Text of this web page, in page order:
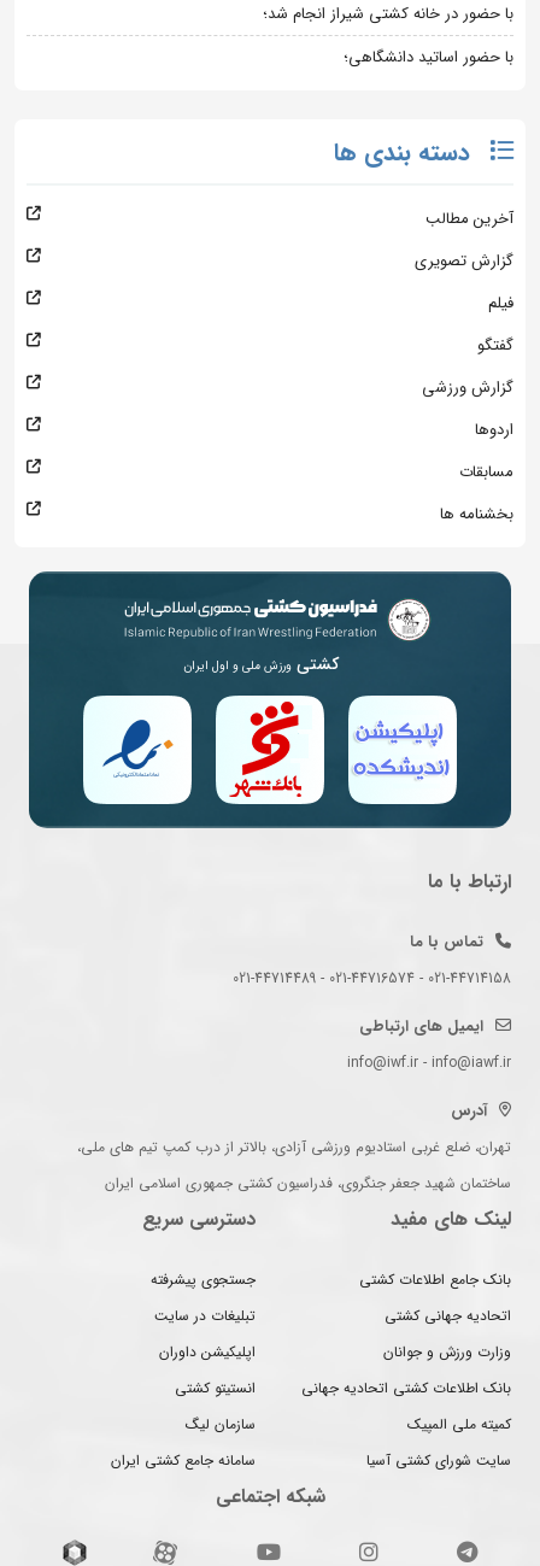
با حضور در خانه کشتی شیراز انجام شد؛
با حضور اساتید دانشگاهی؛
دسته بندی ها
آخرین مطالب
گزارش تصویری
فیلم
گفتگو
گزارش ورزشی
اردوها
مسابقات
بخشنامه ها
کشتی ورزش ملی و اول ایران
ارتباط با ما
تماس با ما
021-44714158 - 021-44716574 - 021-44714489
ایمیل های ارتباطی
info@iwf.ir - info@iawf.ir
آدرس
تهران، ضلع غربی استادیوم ورزشی آزادی، بالاتر از درب کمپ تیم های ملی،
ساختمان شهید جعفر جنگروی، فدراسیون کشتی جمهوری اسلامی ایران
لینک های مفید
بانک جامع اطلاعات کشتی
اتحادیه جهانی کشتی
وزارت ورزش و جوانان
بانک اطلاعات کشتی اتحادیه جهانی
کمیته ملی المپیک
سایت شورای کشتی آسیا
دسترسی سریع
جستجوی پیشرفته
تبلیغات در سایت
اپلیکیشن داوران
انستیتو کشتی
سازمان لیگ
سامانه جامع کشتی ایران
شبکه اجتماعی